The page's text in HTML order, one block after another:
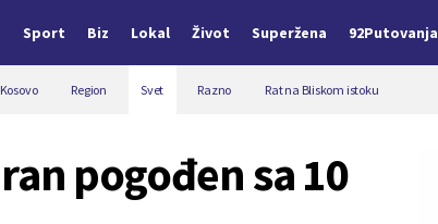
Sport Biz Lokal Život Superžena 92Putovanja
Kosovo Region Svet Razno Rat na Bliskom istoku
pogođen sa 10